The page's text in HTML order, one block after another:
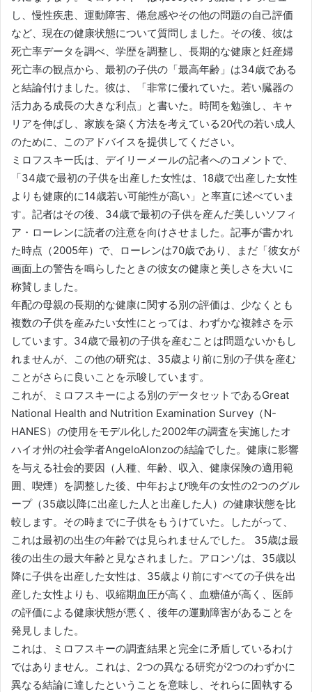
し、慢性疾患、運動障害、倦怠感やその他の問題の自己評価
など、現在の健康状態について質問しました。その後、彼は
死亡率データを調べ、学歴を調整し、長期的な健康と妊産婦
死亡率の観点から、最初の子供の「最高年齢」は34歳である
と結論付けました。彼は、「非常に優れていた。若い臓器の
活力ある成長の大きな利点」と書いた。時間を勉強し、キャ
リアを伸ばし、家族を築く方法を考えている20代の若い成人
のために、このアドバイスを提供してください。
ミロフスキー氏は、デイリーメールの記者へのコメントで、
「34歳で最初の子供を出産した女性は、18歳で出産した女性
よりも健康的に14歳若い可能性が高い」と率直に述べていま
す。記者はその後、34歳で最初の子供を産んだ美しいソフィ
ア・ローレンに読者の注意を向けさせました。記事が書かれ
た時点（2005年）で、ローレンは70歳であり、まだ「彼女が
画面上の警告を鳴らしたときの彼女の健康と美しさを大いに
称賛しました。
年配の母親の長期的な健康に関する別の評価は、少なくとも
複数の子供を産みたい女性にとっては、わずかな複雑さを示
しています。34歳で最初の子供を産むことは問題ないかもし
れませんが、この他の研究は、35歳より前に別の子供を産む
ことがさらに良いことを示唆しています。
これが、ミロフスキーによる別のデータセットであるGreat
National Health and Nutrition Examination Survey（N-
HANES）の使用をモデル化した2002年の調査を実施したオ
ハイオ州の社会学者AngeloAlonzoの結論でした。健康に影響
を与える社会的要因（人種、年齢、収入、健康保険の適用範
囲、喫煙）を調整した後、中年および晩年の女性の2つのグル
ープ（35歳以降に出産した人と出産した人）の健康状態を比
較します。その時までに子供をもうけていた。したがって、
これは最初の出生の年齢では見られませんでした。 35歳は最
後の出生の最大年齢と見なされました。アロンゾは、35歳以
降に子供を出産した女性は、35歳より前にすべての子供を出
産した女性よりも、収縮期血圧が高く、血糖値が高く、医師
の評価による健康状態が悪く、後年の運動障害があることを
発見しました。
これは、ミロフスキーの調査結果と完全に矛盾しているわけ
ではありません。これは、2つの異なる研究が2つのわずかに
異なる結論に達したということを意味し、それらに固執する